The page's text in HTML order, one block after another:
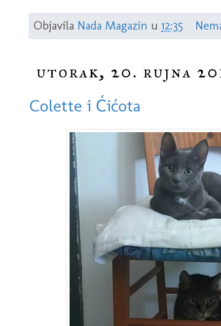
Objavila Nada Magazin u 12:35
utorak, 20. rujna
Colette i Ćićota